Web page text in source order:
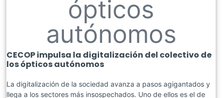
ópticos
autónomos
CECOP impulsa la digitalización del colectivo de
los ópticos autónomos
La digitalización de la sociedad avanza a pasos agigantados y
llega a los sectores más insospechados. Uno de ellos es el de